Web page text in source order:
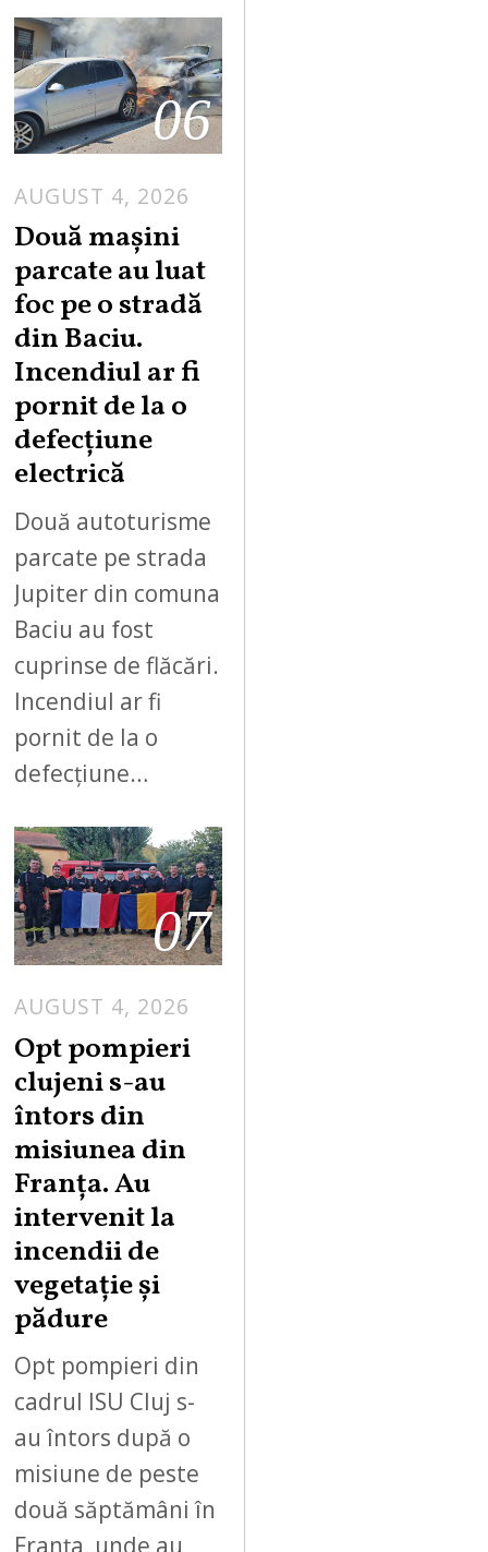
06
AUGUST 4, 2026
Două mașini
parcate au luat
foc pe o stradă
din Baciu.
Incendiul ar fi
pornit de la o
defecțiune
electrică
Două autoturisme
parcate pe strada
Jupiter din comuna
Baciu au fost
cuprinse de flăcări.
Incendiul ar fi
pornit de la o
defecțiune…
07
AUGUST 4, 2026
Opt pompieri
clujeni s-au
întors din
misiunea din
Franța. Au
intervenit la
incendii de
vegetație și
pădure
Opt pompieri din
cadrul ISU Cluj s-
au întors după o
misiune de peste
două săptămâni în
Franța, unde au